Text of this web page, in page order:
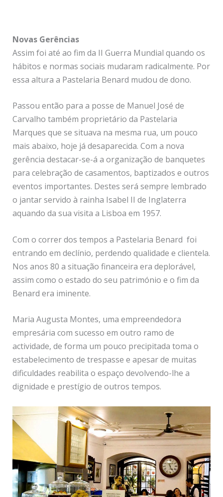
Novas Gerências
Assim foi até ao fim da II Guerra Mundial quando os
hábitos e normas sociais mudaram radicalmente. Por
essa altura a Pastelaria Benard mudou de dono.
Passou então para a posse de Manuel José de
Carvalho também proprietário da Pastelaria
Marques que se situava na mesma rua, um pouco
mais abaixo, hoje já desaparecida. Com a nova
gerência destacar-se-á a organização de banquetes
para celebração de casamentos, baptizados e outros
eventos importantes. Destes será sempre lembrado
o jantar servido à rainha Isabel II de Inglaterra
aquando da sua visita a Lisboa em 1957.
Com o correr dos tempos a Pastelaria Benard foi
entrando em declínio, perdendo qualidade e clientela.
Nos anos 80 a situação financeira era deplorável,
assim como o estado do seu património e o fim da
Benard era iminente.
Maria Augusta Montes, uma empreendedora
empresária com sucesso em outro ramo de
actividade, de forma um pouco precipitada toma o
estabelecimento de trespasse e apesar de muitas
dificuldades reabilita o espaço devolvendo-lhe a
dignidade e prestígio de outros tempos.